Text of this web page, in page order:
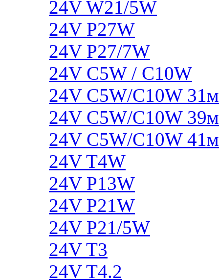
24V W21/5W
24V P27W
24V P27/7W
24V C5W / C10W
24V C5W/C10W
24V C5W/C10W
24V C5W/C10W
24V T4W
24V P13W
24V P21W
24V P21/5W
24V T3
24V T4.2